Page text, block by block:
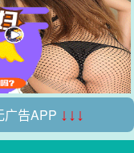
广告APP ↓↓↓